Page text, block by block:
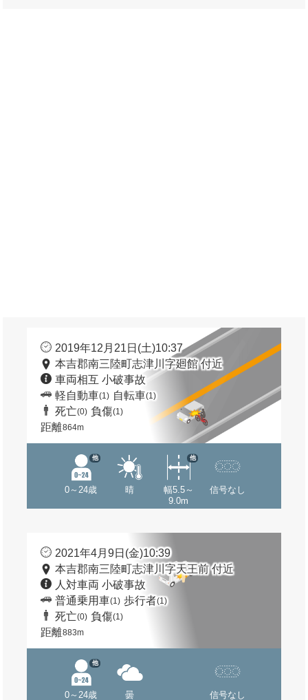
2019年12月21日(土)10:37
本吉郡南三陸町志津川字廻館 付近
車両相互 小破事故
軽自動車(1) 自転車(1)
死亡(0) 負傷(1)
距離864m
0～24歳
他
晴
幅5.5～
9.0m
他
信号なし
2021年4月9日(金)10:39
本吉郡南三陸町志津川字天王前 付近
人対車両 小破事故
普通乗用車(1) 歩行者(1)
死亡(0) 負傷(1)
距離883m
0～24歳
他
曇 信号なし